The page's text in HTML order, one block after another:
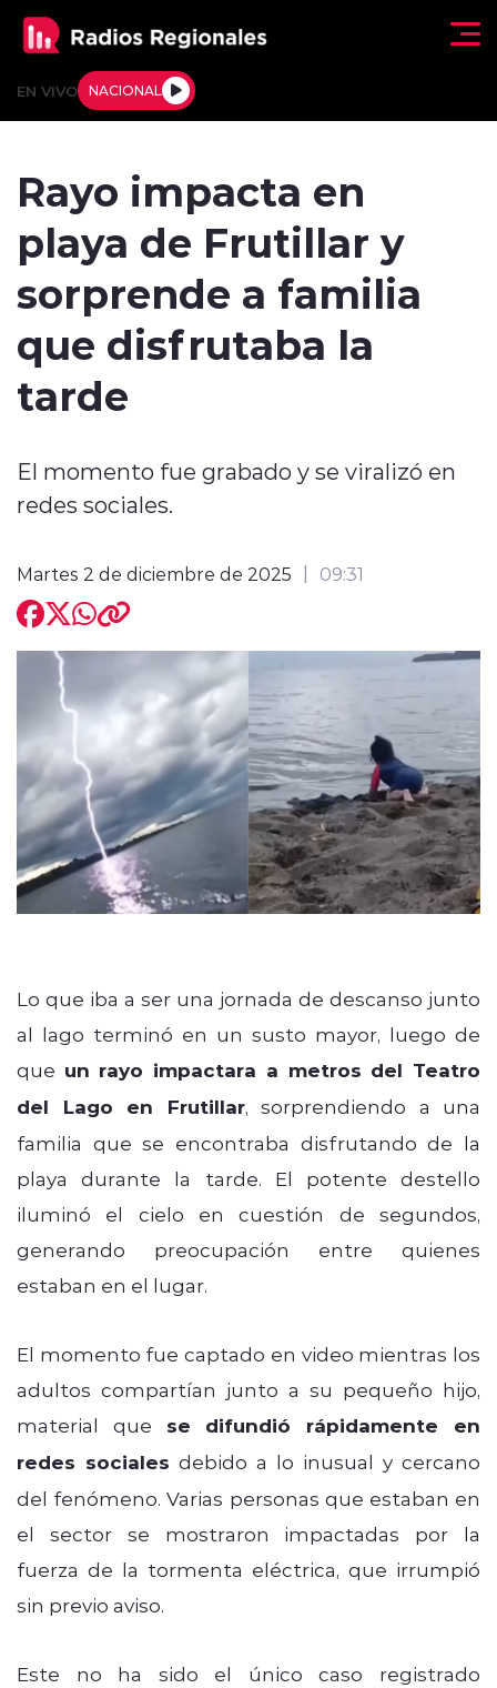
EN VIVO NACIONAL
Actualidad
Tendencias
Deportes
Internacional
Entrevistas
modo claro
Rayo impacta en
playa de Frutillar y
sorprende a familia
que disfrutaba la
tarde
El momento fue grabado y se viralizó en
redes sociales.
Martes 2 de diciembre de 2025 09:31
Lo que iba a ser una jornada de descanso junto
al lago terminó en un susto mayor, luego de
que un rayo impactara a metros del Teatro
del Lago en Frutillar, sorprendiendo a una
familia que se encontraba disfrutando de la
playa durante la tarde. El potente destello
iluminó el cielo en cuestión de segundos,
generando preocupación entre quienes
estaban en el lugar.
El momento fue captado en video mientras los
adultos compartían junto a su pequeño hijo,
material que se difundió rápidamente en
redes sociales debido a lo inusual y cercano
del fenómeno. Varias personas que estaban en
el sector se mostraron impactadas por la
fuerza de la tormenta eléctrica, que irrumpió
sin previo aviso.
Este no ha sido el único caso registrado